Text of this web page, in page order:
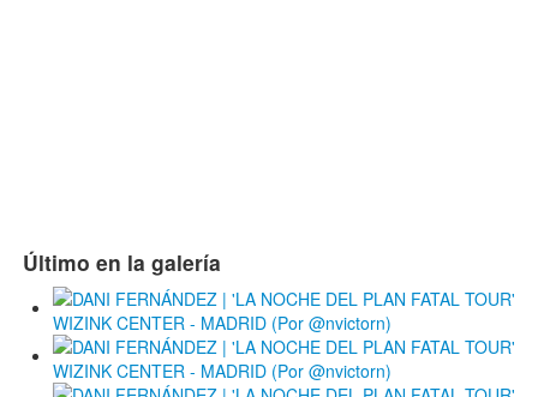
Último en la galería